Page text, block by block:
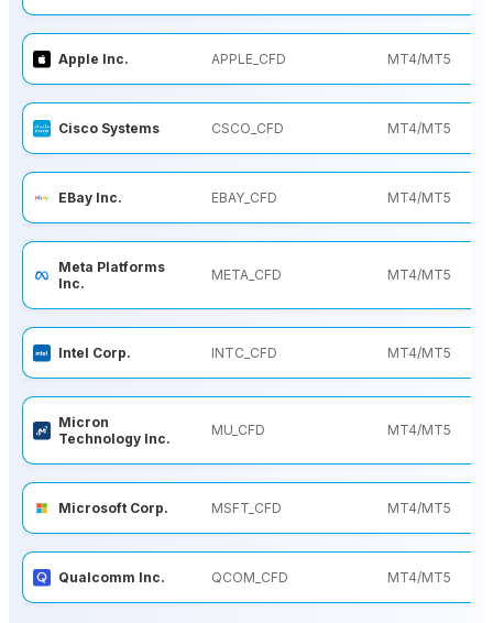
Apple Inc. APPLE_CFD MT4/MT5
Cisco Systems CSCO_CFD MT4/MT5
EBay Inc. EBAY_CFD MT4/MT5
Meta Platforms
Inc.
META_CFD MT4/MT5
Intel Corp. INTC_CFD MT4/MT5
Micron
Technology Inc.
MU_CFD MT4/MT5
Microsoft Corp. MSFT_CFD MT4/MT5
Qualcomm Inc. QCOM_CFD MT4/MT5